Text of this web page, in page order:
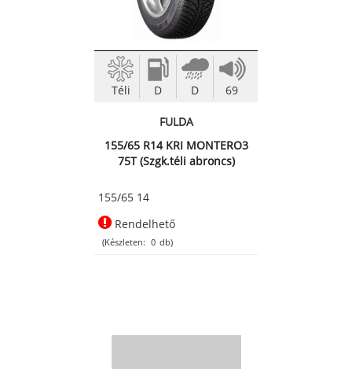
Téli D D 69
FULDA
155/65 R14 KRI MONTERO3
75T (Szgk.téli abroncs)
155/65 14
Rendelhető
(Készleten: 0 db)